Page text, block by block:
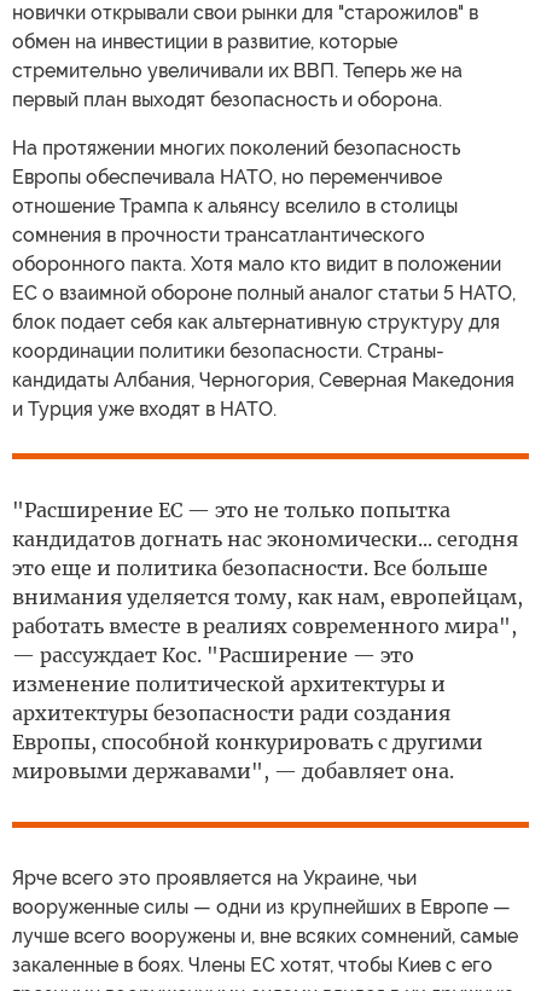
новички открывали свои рынки для "старожилов" в
обмен на инвестиции в развитие, которые
стремительно увеличивали их ВВП. Теперь же на
первый план выходят безопасность и оборона.
На протяжении многих поколений безопасность
Европы обеспечивала НАТО, но переменчивое
отношение Трампа к альянсу вселило в столицы
сомнения в прочности трансатлантического
оборонного пакта. Хотя мало кто видит в положении
ЕС о взаимной обороне полный аналог статьи 5 НАТО,
блок подает себя как альтернативную структуру для
координации политики безопасности. Страны-
кандидаты Албания, Черногория, Северная Македония
и Турция уже входят в НАТО.
"Расширение ЕС — это не только попытка
кандидатов догнать нас экономически... сегодня
это еще и политика безопасности. Все больше
внимания уделяется тому, как нам, европейцам,
работать вместе в реалиях современного мира",
— рассуждает Кос. "Расширение — это
изменение политической архитектуры и
архитектуры безопасности ради создания
Европы, способной конкурировать с другими
мировыми державами", — добавляет она.
Ярче всего это проявляется на Украине, чьи
вооруженные силы — одни из крупнейших в Европе —
лучше всего вооружены и, вне всяких сомнений, самые
закаленные в боях. Члены ЕС хотят, чтобы Киев с его